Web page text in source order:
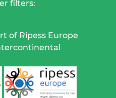
filters:
of Ripess Europe